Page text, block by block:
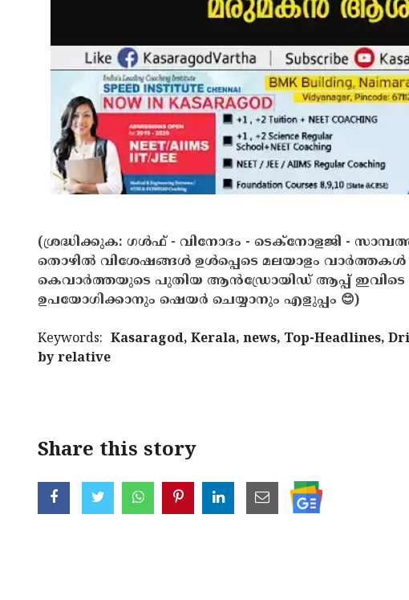
(ശ്രദ്ധിക്കുക: ഗൾഫ് - വിനോദം - ടെക്നോളജി -
തൊഴിൽ വിശേഷങ്ങൾ ഉൾപ്പെടെ മലയാളം
കെവാർത്തയുടെ പുതിയ ആൻഡ്രോയിഡ് ആപ്പ്
ഉപയോഗിക്കാനും ഷെയർ ചെയ്യാനും എളുപ്പം 😊)
Keywords: Kasaragod, Kerala, news, Top-Headlines,
by relative
Share this story